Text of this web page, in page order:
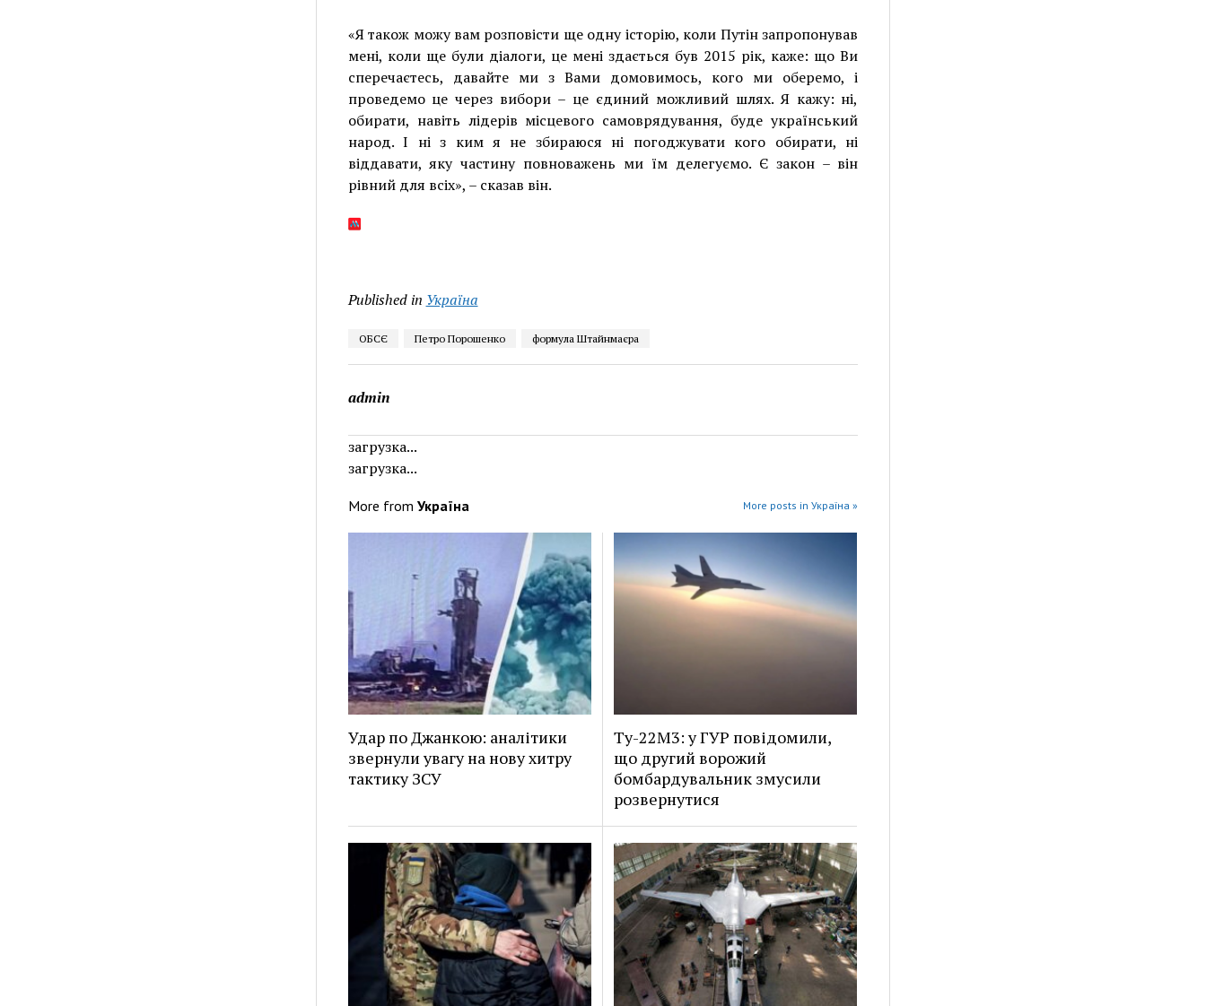
«Я також можу вам розповісти ще одну історію, коли Путін запропонував
мені, коли ще були діалоги, це мені здається був 2015 рік, каже: що Ви
сперечаєтесь, давайте ми з Вами домовимось, кого ми оберемо, і
проведемо це через вибори – це єдиний можливий шлях. Я кажу: ні,
обирати, навіть лідерів місцевого самоврядування, буде український
народ. І ні з ким я не збираюся ні погоджувати кого обирати, ні
віддавати, яку частину повноважень ми їм делегуємо. Є закон – він
рівний для всіх», – сказав він.
Published in Україна
ОБСЄ Петро Порошенко формула Штайнмаєра
admin
загрузка...
загрузка...
More from Україна More posts in Україна »
Удар по Джанкою: аналітики
звернули увагу на нову хитру
тактику ЗСУ
Ту-22М3: у ГУР повідомили,
що другий ворожий
бомбардувальник змусили
розвернутися